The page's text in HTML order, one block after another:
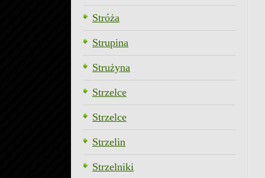
Stróża
Strupina
Strużyna
Strzelce
Strzelce
Strzelin
Strzelniki